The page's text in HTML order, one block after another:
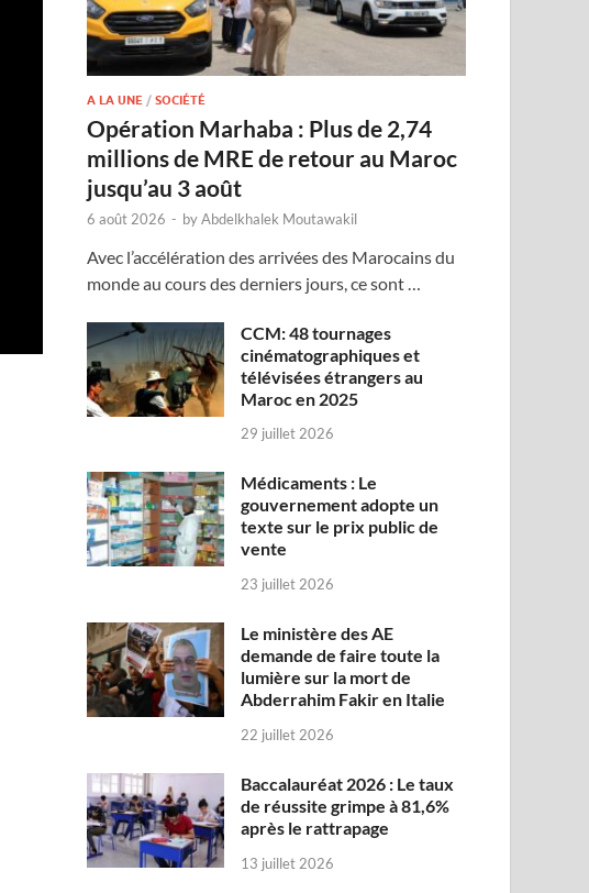
A LA UNE /SOCIÉTÉ
Opération Marhaba : Plus de 2,74
millions de MRE de retour au Maroc
jusqu’au 3 août
6 août 2026 - byAbdelkhalek Moutawakil
Avec l’accélération des arrivées des Marocains du
monde au cours des derniers jours, ce sont …
CCM: 48 tournages
cinématographiques et
télévisées étrangers au
Maroc en 2025
29 juillet 2026
Médicaments : Le
gouvernement adopte un
texte sur le prix public de
vente
23 juillet 2026
Le ministère des AE
demande de faire toute la
lumière sur la mort de
Abderrahim Fakir en Italie
22 juillet 2026
Baccalauréat 2026 : Le taux
de réussite grimpe à 81,6%
après le rattrapage
13 juillet 2026